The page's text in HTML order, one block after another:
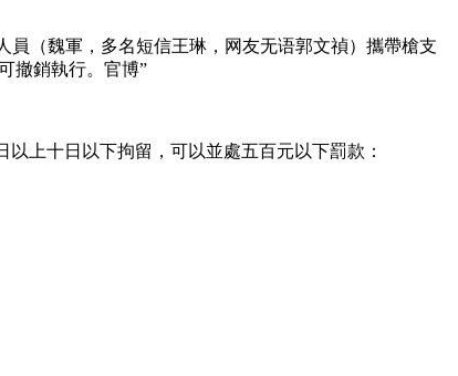
員（魏軍，多名短信王琳，网友无语郭文禎）攜帶槍支
撤銷執行。官博”
上十日以下拘留，可以並處五百元以下罰款：